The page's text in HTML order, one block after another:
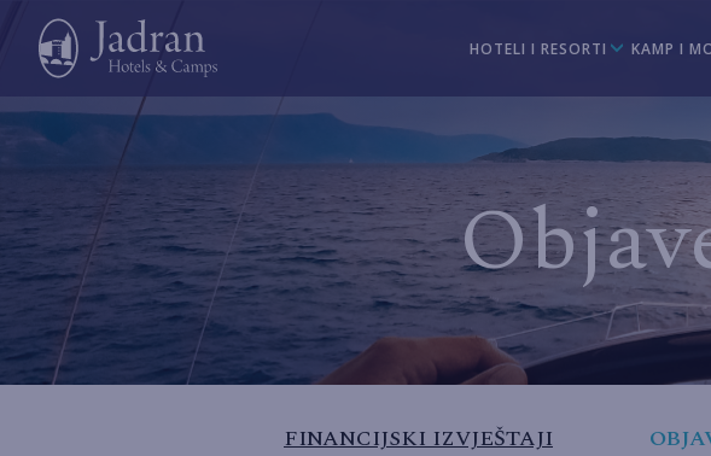
HOTELI I RESORTI KAMP I
FINANCIJSKI IZVJEŠTAJI